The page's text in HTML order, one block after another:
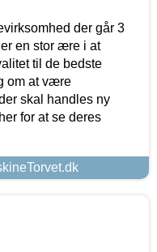
der går 3
en stor ære i at
til de bedste
om at være
skal handles ny
for at se deres